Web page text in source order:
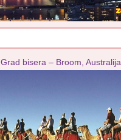
Grad bisera – Broom, Australija